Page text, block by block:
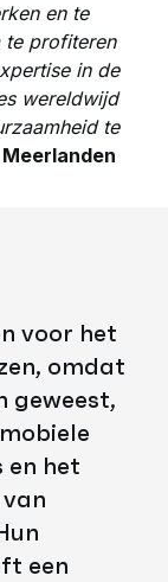
en te
te profiteren
in de
wereldwijd
te
voor het
omdat
geweest,
het
een